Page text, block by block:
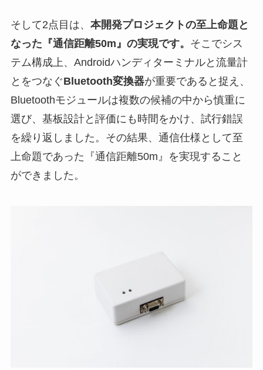
そして2点目は、 本開発プロジェクトの至上命題と
なった『通信距離50m』の実現です。 そこでシス
テム構成上、Androidハンディターミナルと流量計
とをつなぐBluetooth変換器が重要であると捉え、
Bluetoothモジュールは複数の候補の中から慎重に
選び、基板設計と評価にも時間をかけ、試行錯誤
を繰り返しました。その結果、通信仕様として至
上命題であった『通信距離50m』を実現すること
ができました。